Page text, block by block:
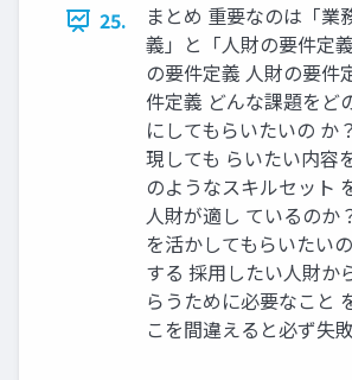
25.
まとめ 重要なのは「業
義」と「⼈財の要件定
の要件定義 ⼈財の要件
件定義 どんな課題をど
にしてもらいたいの か
現しても らいたい内容
のようなスキルセット
⼈財が適し ているのか
を活かしてもらいたい
する 採⽤したい⼈財か
らうために必要なこと
こを間違えると必ず失敗